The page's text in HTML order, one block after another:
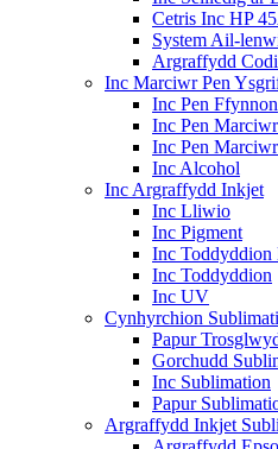
Cetris Inc HP
System Ail-
Argraffydd
Inc Marciwr Pen
Inc Pen Ffynnon
Inc Pen
Inc Pen
Inc Alcohol
Inc Argraffydd Inkjet
Inc Lliwio
Inc Pigment
Inc Toddyddion
Inc Toddyddion
Inc UV
Cynhyrchion
Papur
Gorchudd
Inc Sublimation
Papur
Argraffydd Inkjet